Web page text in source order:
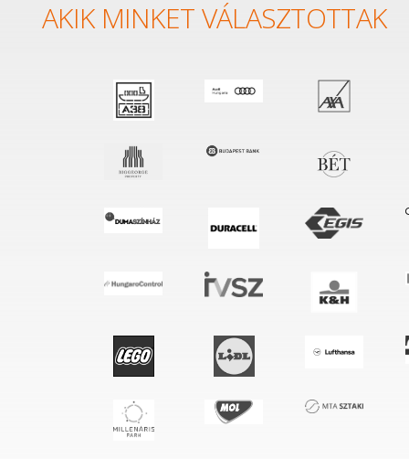
AKIK MINKET VÁLASZTOTTAK